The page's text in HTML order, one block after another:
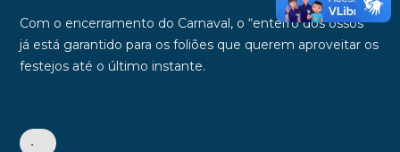
Com o encerramento do Carnaval, o “enterro dos ossos”
já está garantido para os foliões que querem aproveitar os
festejos até o último instante.
•